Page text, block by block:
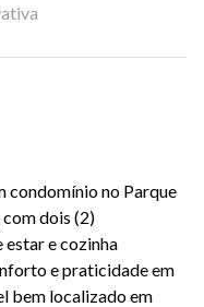
condomínio no Parque
dois (2)
estar e cozinha
e praticidade em
bem localizado em